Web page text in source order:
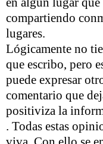
compartiendo
lugares.
Lógicamente no
que escribo, pero
puede expresar
comentario que
positiviza la
. Todas estas